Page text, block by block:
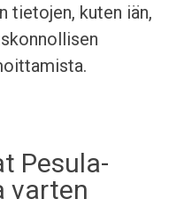
tietojen, kuten iän,
Pesula-
varten